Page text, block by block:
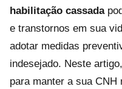
habilitação cassada
e transtornos em sua
adotar medidas
indesejado. Neste
para manter a sua